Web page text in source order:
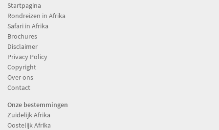
Startpagina
Rondreizen in Afrika
Safari in Afrika
Brochures
Disclaimer
Privacy Policy
Copyright
Over ons
Contact
Onze bestemmingen
Zuidelijk Afrika
Oostelijk Afrika